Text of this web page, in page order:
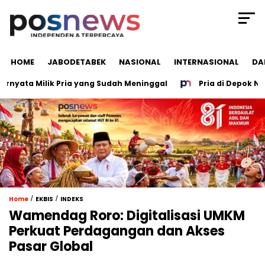
HOME JABODETABEK NASIONAL INTERNASIONAL
Milik Pria yang Sudah Meninggal Pria di Depok Nyaris
Home / EKBIS / INDEKS
Wamendag Roro: Digitalisasi UMKM
Perkuat Perdagangan dan Akses
Pasar Global